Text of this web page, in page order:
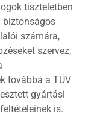
tiszteletben
biztonságos
számára,
szervez,
továbbá a TÜV
gyártási
is.